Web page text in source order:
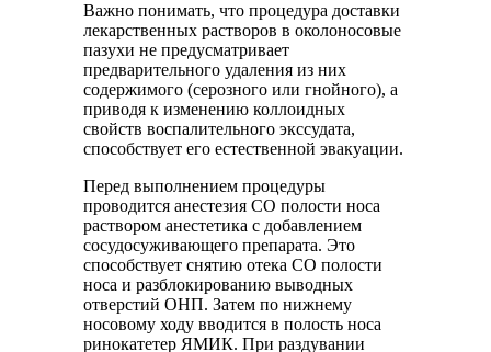
Важно понимать, что процедура доставки
лекарственных растворов в околоносовые
пазухи не предусматривает
предварительного удаления из них
содержимого (серозного или гнойного), а
приводя к изменению коллоидных
свойств воспалительного экссудата,
способствует его естественной эвакуации.
Перед выполнением процедуры
проводится анестезия СО полости носа
раствором анестетика с добавлением
сосудосуживающего препарата. Это
способствует снятию отека СО полости
носа и разблокированию выводных
отверстий ОНП. Затем по нижнему
носовому ходу вводится в полость носа
ринокатетер ЯМИК. При раздувании